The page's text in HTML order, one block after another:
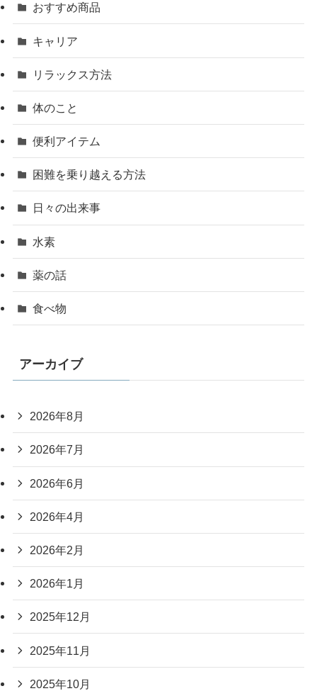
おすすめ商品
キャリア
リラックス方法
体のこと
便利アイテム
困難を乗り越える方法
日々の出来事
水素
薬の話
食べ物
アーカイブ
2026年8月
2026年7月
2026年6月
2026年4月
2026年2月
2026年1月
2025年12月
2025年11月
2025年10月